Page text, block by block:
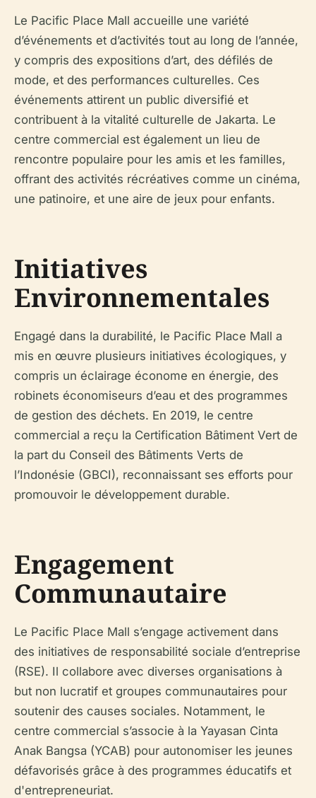
Le Pacific Place Mall accueille une variété
d’événements et d’activités tout au long de l’année,
y compris des expositions d’art, des défilés de
mode, et des performances culturelles. Ces
événements attirent un public diversifié et
contribuent à la vitalité culturelle de Jakarta. Le
centre commercial est également un lieu de
rencontre populaire pour les amis et les familles,
offrant des activités récréatives comme un cinéma,
une patinoire, et une aire de jeux pour enfants.
Initiatives
Environnementales
Engagé dans la durabilité, le Pacific Place Mall a
mis en œuvre plusieurs initiatives écologiques, y
compris un éclairage économe en énergie, des
robinets économiseurs d’eau et des programmes
de gestion des déchets. En 2019, le centre
commercial a reçu la Certification Bâtiment Vert de
la part du Conseil des Bâtiments Verts de
l’Indonésie (GBCI), reconnaissant ses efforts pour
promouvoir le développement durable.
Engagement
Communautaire
Le Pacific Place Mall s’engage activement dans
des initiatives de responsabilité sociale d’entreprise
(RSE). Il collabore avec diverses organisations à
but non lucratif et groupes communautaires pour
soutenir des causes sociales. Notamment, le
centre commercial s’associe à la Yayasan Cinta
Anak Bangsa (YCAB) pour autonomiser les jeunes
défavorisés grâce à des programmes éducatifs et
d'entrepreneuriat.